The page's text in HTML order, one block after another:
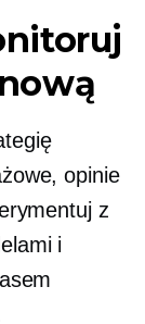
opinie
z
i